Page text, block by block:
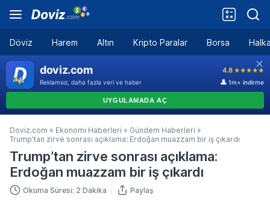
Döviz Harem Altın Kripto Paralar Borsa
Doviz.com » Ekonomi Haberleri » Gündem Haberleri »
Trump’tan zirve sonrası açıklama: Erdoğan muazzam bir iş çıkardı
Trump’tan zirve sonrası açıklama:
Erdoğan muazzam bir iş çıkardı
Okuma Süresi: 2 Dakika Paylaş